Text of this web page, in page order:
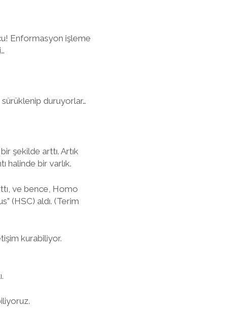
Enformasyon işleme
sürüklenip duruyorlar…
şekilde arttı. Artık
halinde bir varlık.
ve bence, Homo
(HSC) aldı. (Terim
kurabiliyor.